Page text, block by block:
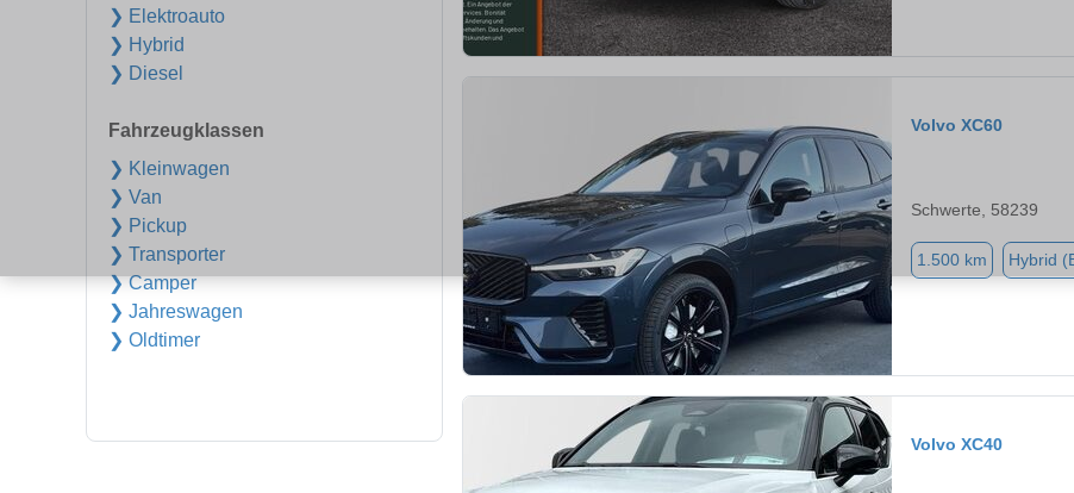
❯ Elektroauto
❯ Hybrid
❯ Diesel
Fahrzeugklassen
❯ Kleinwagen
❯ Van
❯ Pickup
❯ Transporter
❯ Camper
❯ Jahreswagen
❯ Oldtimer
Volvo XC60
Schwerte, 58239
1.500 km Hybrid
Volvo XC40